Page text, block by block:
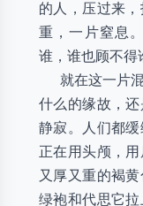
的人，压过来
重，一片窒息
谁，谁也顾不得
就在这一片
什么的缘故，
静寂。人们都缓
正在用头颅，
又厚又重的褐
绿袍和代思它